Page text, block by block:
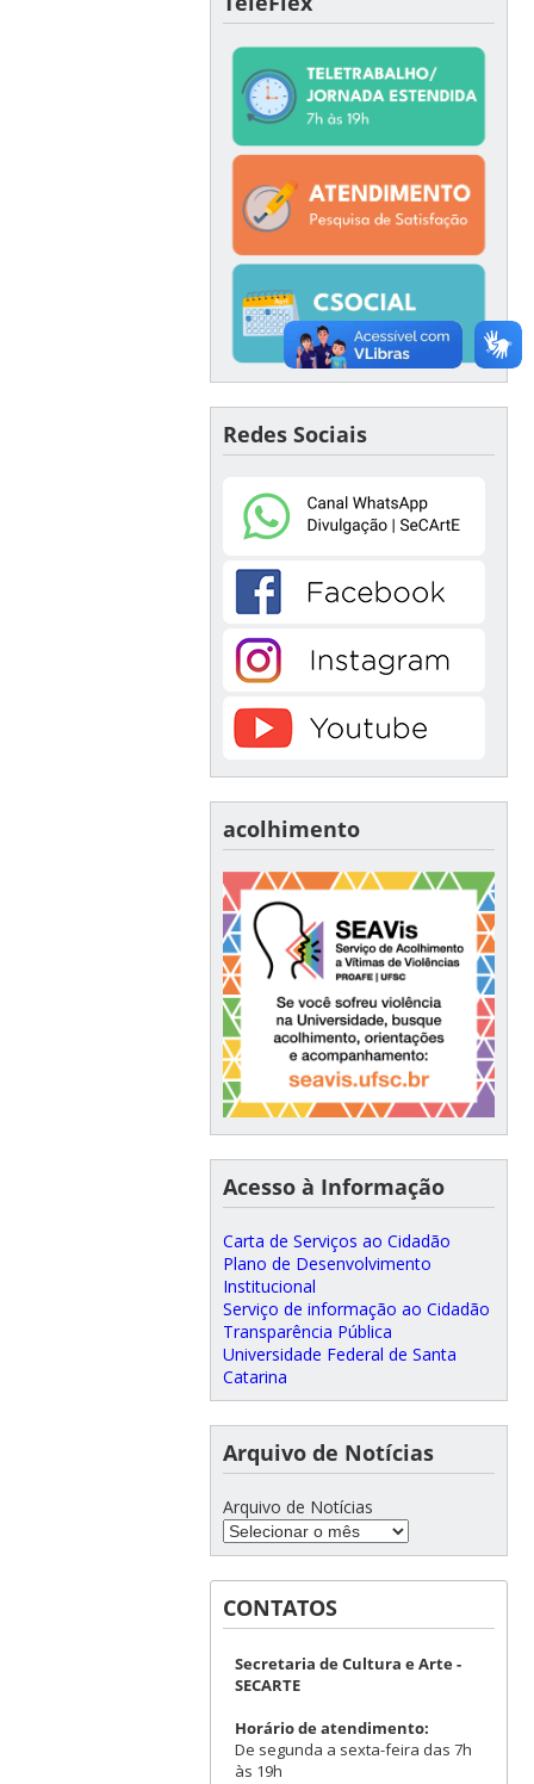
Redes Sociais
acolhimento
Acesso à Informação
Carta de Serviços ao Cidadão
Plano de Desenvolvimento
Institucional
Serviço de informação ao Cidadão
Transparência Pública
Universidade Federal de Santa
Catarina
Arquivo de Notícias
Arquivo de Notícias
CONTATOS
Secretaria de Cultura e Arte -
SECARTE
Horário de atendimento:
De segunda a sexta-feira das 7h
às 19h